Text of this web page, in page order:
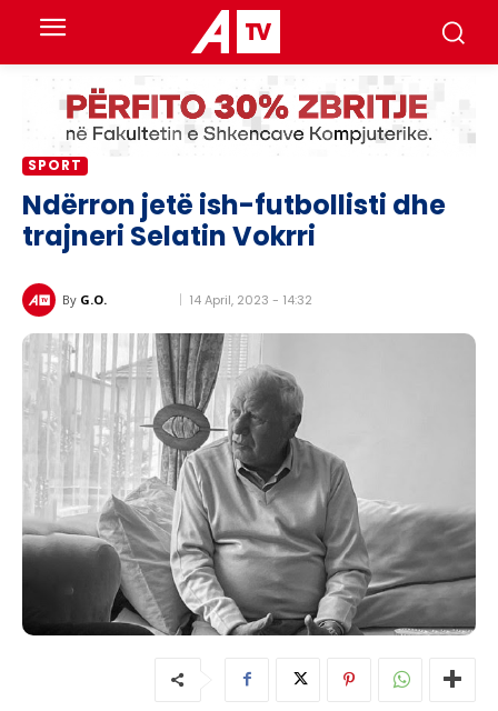
SPORT
Ndërron jetë ish-futbollisti dhe
trajneri Selatin Vokrri
By G.O. 14 April, 2023 - 14:32